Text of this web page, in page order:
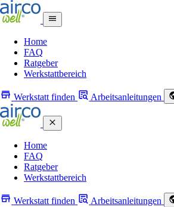
Home
FAQ
Ratgeber
Werkstattbereich
Werkstatt finden Arbeitsanleitungen
Home
FAQ
Ratgeber
Werkstattbereich
Werkstatt finden Arbeitsanleitungen